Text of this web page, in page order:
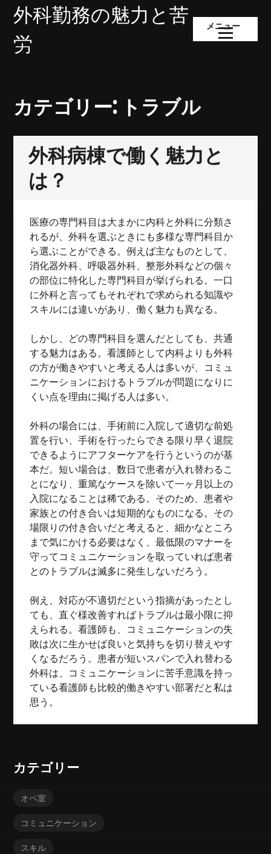
外科勤務の魅力と苦
労
メニュー
カテゴリー: トラブル
外科病棟で働く魅力と
は？
医療の専門科目は大まかに内科と外科に分類さ
れるが、外科を選ぶときにも多様な専門科目か
ら選ぶことができる。例えば主なものとして、
消化器外科、呼吸器外科、整形外科などの個々
の部位に特化した専門科目が挙げられる。一口
に外科と言ってもそれぞれで求められる知識や
スキルには違いがあり、働く魅力も異なる。
しかし、どの専門科目を選んだとしても、共通
する魅力はある。看護師として内科よりも外科
の方が働きやすいと考える人は多いが、コミュ
ニケーションにおけるトラブルが問題になりに
くい点を理由に掲げる人は多い。
外科の場合には、手術前に入院して適切な前処
置を行い、手術を行ったらできる限り早く退院
できるようにアフターケアを行うというのが基
本だ。短い場合は、数日で患者が入れ替わるこ
とになり、重篤なケースを除いて一ヶ月以上の
入院になることは稀である。そのため、患者や
家族との付き合いは短期的なものになる。その
場限りの付き合いだと考えると、細かなところ
まで気にかける必要はなく、最低限のマナーを
守ってコミュニケーションを取っていれば患者
とのトラブルは滅多に発生しないだろう。
例え、対応が不適切だという指摘があったとし
ても、直ぐ様改善すればトラブルは最小限に抑
えられる。看護師も、コミュニケーションの失
敗は次に生かせば良いと気持ちを切り替えやす
くなるだろう。患者が短いスパンで入れ替わる
外科は、コミュニケーションに苦手意識を持っ
ている看護師も比較的働きやすい部署だと私は
思う。
カテゴリー
オペ室
コミュニケーション
スキル